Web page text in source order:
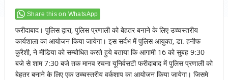
Share this on WhatsApp
फरीदाबाद। पुलिस द्वारा, पुलिस प्रणाली को बेहतर बनाने के लिए उच्चस्तरीय
कार्यशाला का आयोजन किया जायेगा। इस सर्दभ में पुलिस आयुक्त, डा. हनीफ
कुरैशी, ने मीडिया को सम्बोधित करते हुये बताया कि आगामी 16 को सुबह 9:30
बजे से शाम 7:30 बजे तक मानव रचना यूनिर्वसटी फरीदाबाद में पुलिस प्रणाली को
बेहतर बनाने के लिए एक उच्चस्तरीय वर्कशाप का आयोजन किया जायेगा। जिसमे